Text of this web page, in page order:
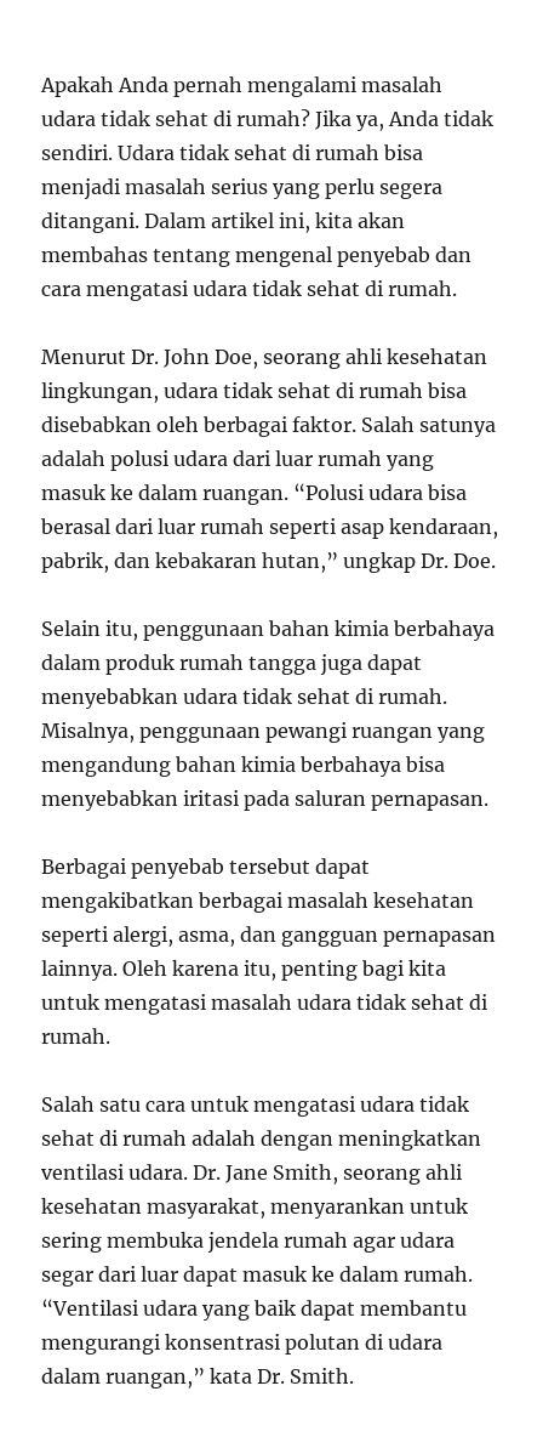
Apakah Anda pernah mengalami masalah
udara tidak sehat di rumah? Jika ya, Anda tidak
sendiri. Udara tidak sehat di rumah bisa
menjadi masalah serius yang perlu segera
ditangani. Dalam artikel ini, kita akan
membahas tentang mengenal penyebab dan
cara mengatasi udara tidak sehat di rumah.
Menurut Dr. John Doe, seorang ahli kesehatan
lingkungan, udara tidak sehat di rumah bisa
disebabkan oleh berbagai faktor. Salah satunya
adalah polusi udara dari luar rumah yang
masuk ke dalam ruangan. “Polusi udara bisa
berasal dari luar rumah seperti asap kendaraan,
pabrik, dan kebakaran hutan,” ungkap Dr. Doe.
Selain itu, penggunaan bahan kimia berbahaya
dalam produk rumah tangga juga dapat
menyebabkan udara tidak sehat di rumah.
Misalnya, penggunaan pewangi ruangan yang
mengandung bahan kimia berbahaya bisa
menyebabkan iritasi pada saluran pernapasan.
Berbagai penyebab tersebut dapat
mengakibatkan berbagai masalah kesehatan
seperti alergi, asma, dan gangguan pernapasan
lainnya. Oleh karena itu, penting bagi kita
untuk mengatasi masalah udara tidak sehat di
rumah.
Salah satu cara untuk mengatasi udara tidak
sehat di rumah adalah dengan meningkatkan
ventilasi udara. Dr. Jane Smith, seorang ahli
kesehatan masyarakat, menyarankan untuk
sering membuka jendela rumah agar udara
segar dari luar dapat masuk ke dalam rumah.
“Ventilasi udara yang baik dapat membantu
mengurangi konsentrasi polutan di udara
dalam ruangan,” kata Dr. Smith.